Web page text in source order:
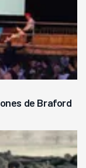
de Braford